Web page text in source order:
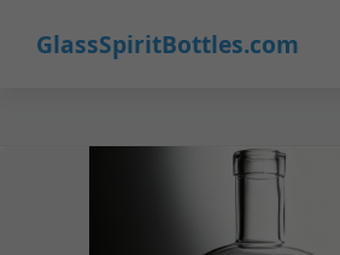
GlassSpiritBottles.com
Produtos